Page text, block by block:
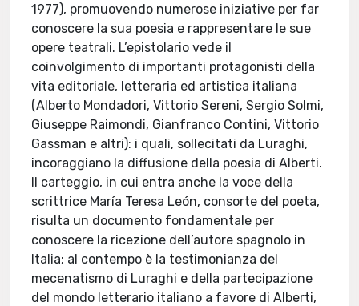
1977), promuovendo numerose iniziative per far
conoscere la sua poesia e rappresentare le sue
opere teatrali. L’epistolario vede il
coinvolgimento di importanti protagonisti della
vita editoriale, letteraria ed artistica italiana
(Alberto Mondadori, Vittorio Sereni, Sergio Solmi,
Giuseppe Raimondi, Gianfranco Contini, Vittorio
Gassman e altri): i quali, sollecitati da Luraghi,
incoraggiano la diffusione della poesia di Alberti.
Il carteggio, in cui entra anche la voce della
scrittrice María Teresa León, consorte del poeta,
risulta un documento fondamentale per
conoscere la ricezione dell’autore spagnolo in
Italia; al contempo è la testimonianza del
mecenatismo di Luraghi e della partecipazione
del mondo letterario italiano a favore di Alberti,